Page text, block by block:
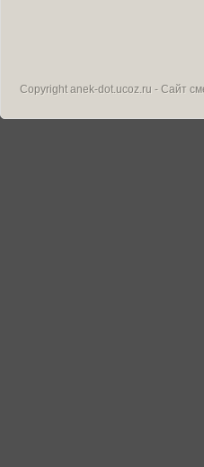
Copyrightanek-dot.ucoz.ru - Сайт